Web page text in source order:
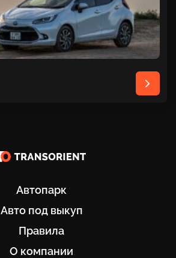
Автопарк
Авто под выкуп
Правила
О компании